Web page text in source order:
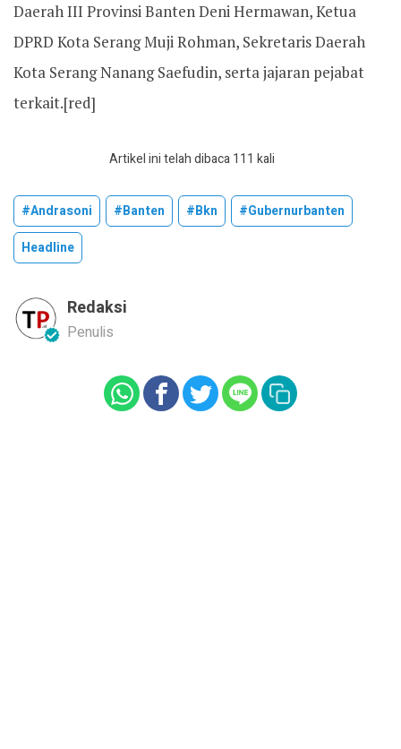
Daerah III Provinsi Banten Deni Hermawan, Ketua
DPRD Kota Serang Muji Rohman, Sekretaris Daerah
Kota Serang Nanang Saefudin, serta jajaran pejabat
terkait.[red]
Artikel ini telah dibaca 111 kali
#andrasoni #banten #bkn
#gubernurbanten
Headline
Redaksi
Penulis